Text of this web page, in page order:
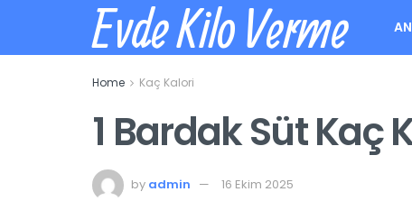
Evde Kilo Verme
Home Kaç Kalori
1 Bardak Süt Kaç
by admin 16 Ekim 2025